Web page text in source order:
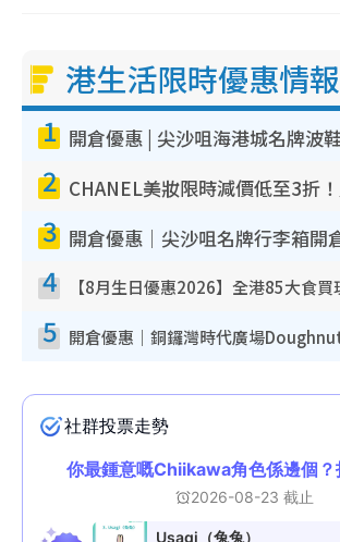
港生活限時優惠情報
1
2
3
4
5